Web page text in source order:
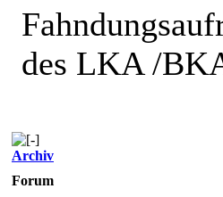
des LKA /
Archiv
Forum